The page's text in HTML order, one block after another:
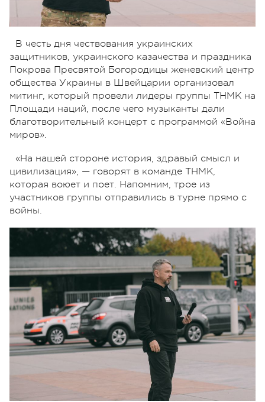
В честь дня чествования украинских
защитников, украинского казачества и праздника
Покрова Пресвятой Богородицы женевский центр
общества Украины в Швейцарии организовал
митинг, который провели лидеры группы ТНМК на
Площади наций, после чего музыканты дали
благотворительный концерт с программой «Война
миров».
«На нашей стороне история, здравый смысл и
цивилизация», — говорят в команде ТНМК,
которая воюет и поет. Напомним, трое из
участников группы отправились в турне прямо с
войны.